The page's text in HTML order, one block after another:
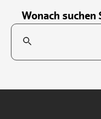
Wonach suchen
Suchfeld